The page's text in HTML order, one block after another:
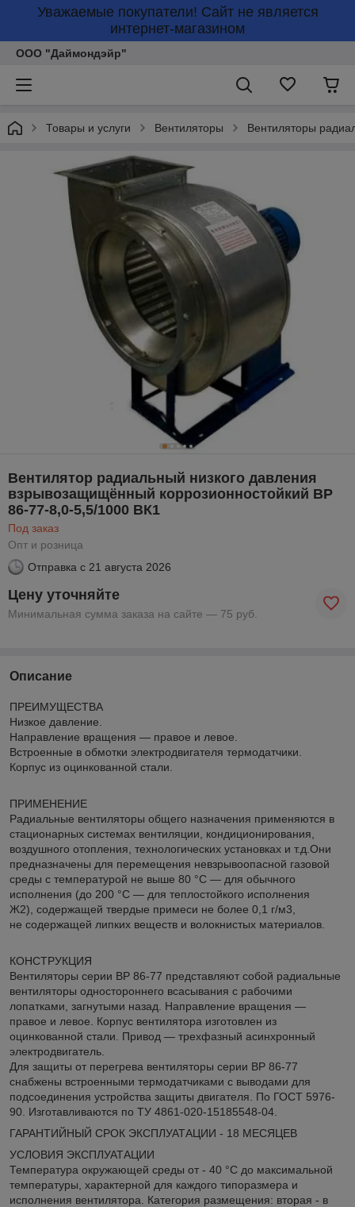
Уважаемые покупатели! Сайт не является
интернет-магазином
ООО "Даймондэйр"
Товары и услуги Вентиляторы Вентиляторы
Вентилятор радиальный низкого давления
взрывозащищённый коррозионностойкий ВР
86-77-8,0-5,5/1000 ВК1
Под заказ
Опт и розница
Отправка с 21 августа 2026
Цену уточняйте
Минимальная сумма заказа на сайте — 75 руб.
Описание
ПРЕИМУЩЕСТВА
Низкое давление.
Направление вращения — правое и левое.
Встроенные в обмотки электродвигателя термодатчики.
Корпус из оцинкованной стали.
ПРИМЕНЕНИЕ
Радиальные вентиляторы общего назначения применяются в
стационарных системах вентиляции, кондиционирования,
воздушного отопления, технологических установках и т.д.Они
предназначены для перемещения невзрывоопасной газовой
среды с температурой не выше 80 °С — для обычного
исполнения (до 200 °С — для теплостойкого исполнения
Ж2), содержащей твердые примеси не более 0,1 г/м3,
не содержащей липких веществ и волокнистых материалов.
КОНСТРУКЦИЯ
Вентиляторы серии ВР 86-77 представляют собой радиальные
вентиляторы одностороннего всасывания с рабочими
лопатками, загнутыми назад. Направление вращения —
правое и левое. Корпус вентилятора изготовлен из
оцинкованной стали. Привод — трехфазный асинхронный
электродвигатель.
Для защиты от перегрева вентиляторы серии ВР 86-77
снабжены встроенными термодатчиками с выводами для
подсоединения устройства защиты двигателя. По ГОСТ 5976-
90. Изготавливаются по ТУ 4861-020-15185548-04.
ГАРАНТИЙНЫЙ СРОК ЭКСПЛУАТАЦИИ - 18 МЕСЯЦЕВ
УСЛОВИЯ ЭКСПЛУАТАЦИИ
Температура окружающей среды от - 40 °С до максимальной
температуры, характерной для каждого типоразмера и
исполнения вентилятора. Категория размещения: вторая - в